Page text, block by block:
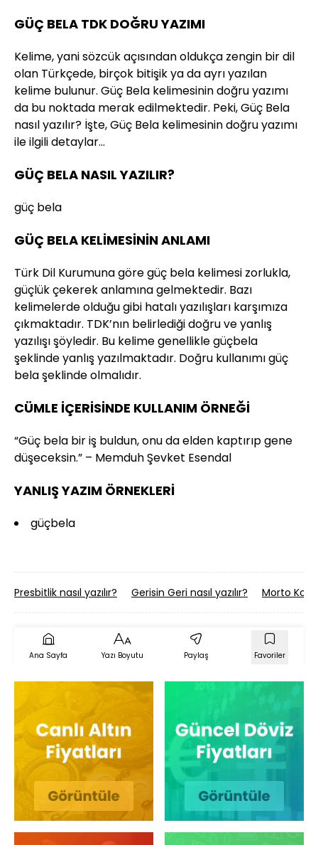
GÜÇ BELA TDK DOĞRU YAZIMI
Kelime, yani sözcük açısından oldukça zengin bir dil
olan Türkçede, birçok bitişik ya da ayrı yazılan
kelime bulunur. Güç Bela kelimesinin doğru yazımı
da bu noktada merak edilmektedir. Peki, Güç Bela
nasıl yazılır? İşte, Güç Bela kelimesinin doğru yazımı
ile ilgili detaylar…
GÜÇ BELA NASIL YAZILIR?
güç bela
GÜÇ BELA KELİMESİNİN ANLAMI
Türk Dil Kurumuna göre güç bela kelimesi zorlukla,
güçlük çekerek anlamına gelmektedir. Bazı
kelimelerde olduğu gibi hatalı yazılışları karşımıza
çıkmaktadır. TDK’nın belirlediği doğru ve yanlış
yazılışı şöyledir. Bu kelime genellikle güçbela
şeklinde yanlış yazılmaktadır. Doğru kullanımı güç
bela şeklinde olmalıdır.
CÜMLE İÇERİSİNDE KULLANIM ÖRNEĞİ
“Güç bela bir iş buldun, onu da elden kaptırıp gene
düşeceksin.” – Memduh Şevket Esendal
YANLIŞ YAZIM ÖRNEKLERİ
güçbela
Presbitlik nasıl yazılır? Gerisin Geri nasıl yazılır? Morto Koyu
Ana Sayfa Yazı Boyutu Paylaş Favoriler